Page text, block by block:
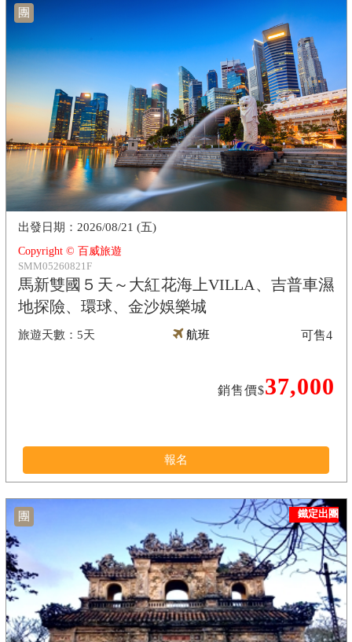
團
Copyright © 百威旅遊
SMM05260821F
馬新雙國５天～大紅花海上VILLA、吉普車濕
地探險、環球、金沙娛樂城
5天
2026/08/21 (五)
航班
銷售價$37,000
可售4
報名
團 鐵定出團